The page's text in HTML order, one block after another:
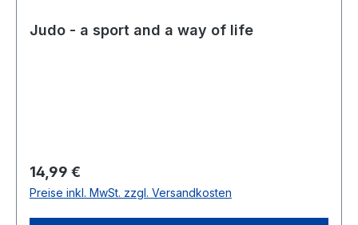
Judo - a sport and a way of life
Regulärer Preis:
14,99 €
Preise inkl. MwSt. zzgl. Versandkosten